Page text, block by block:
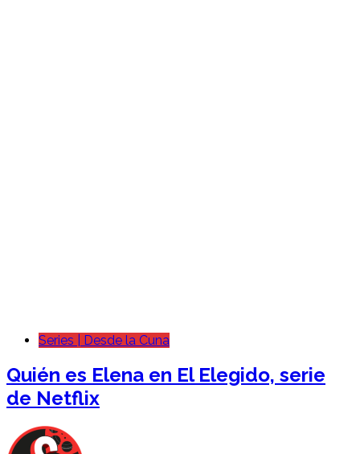
Series | Desde la Cuna
Quién es Elena en El Elegido, serie
de Netflix